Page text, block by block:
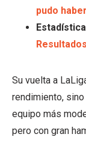
pudo
Su vuelta a
rendimiento,
equipo más
pero con gran